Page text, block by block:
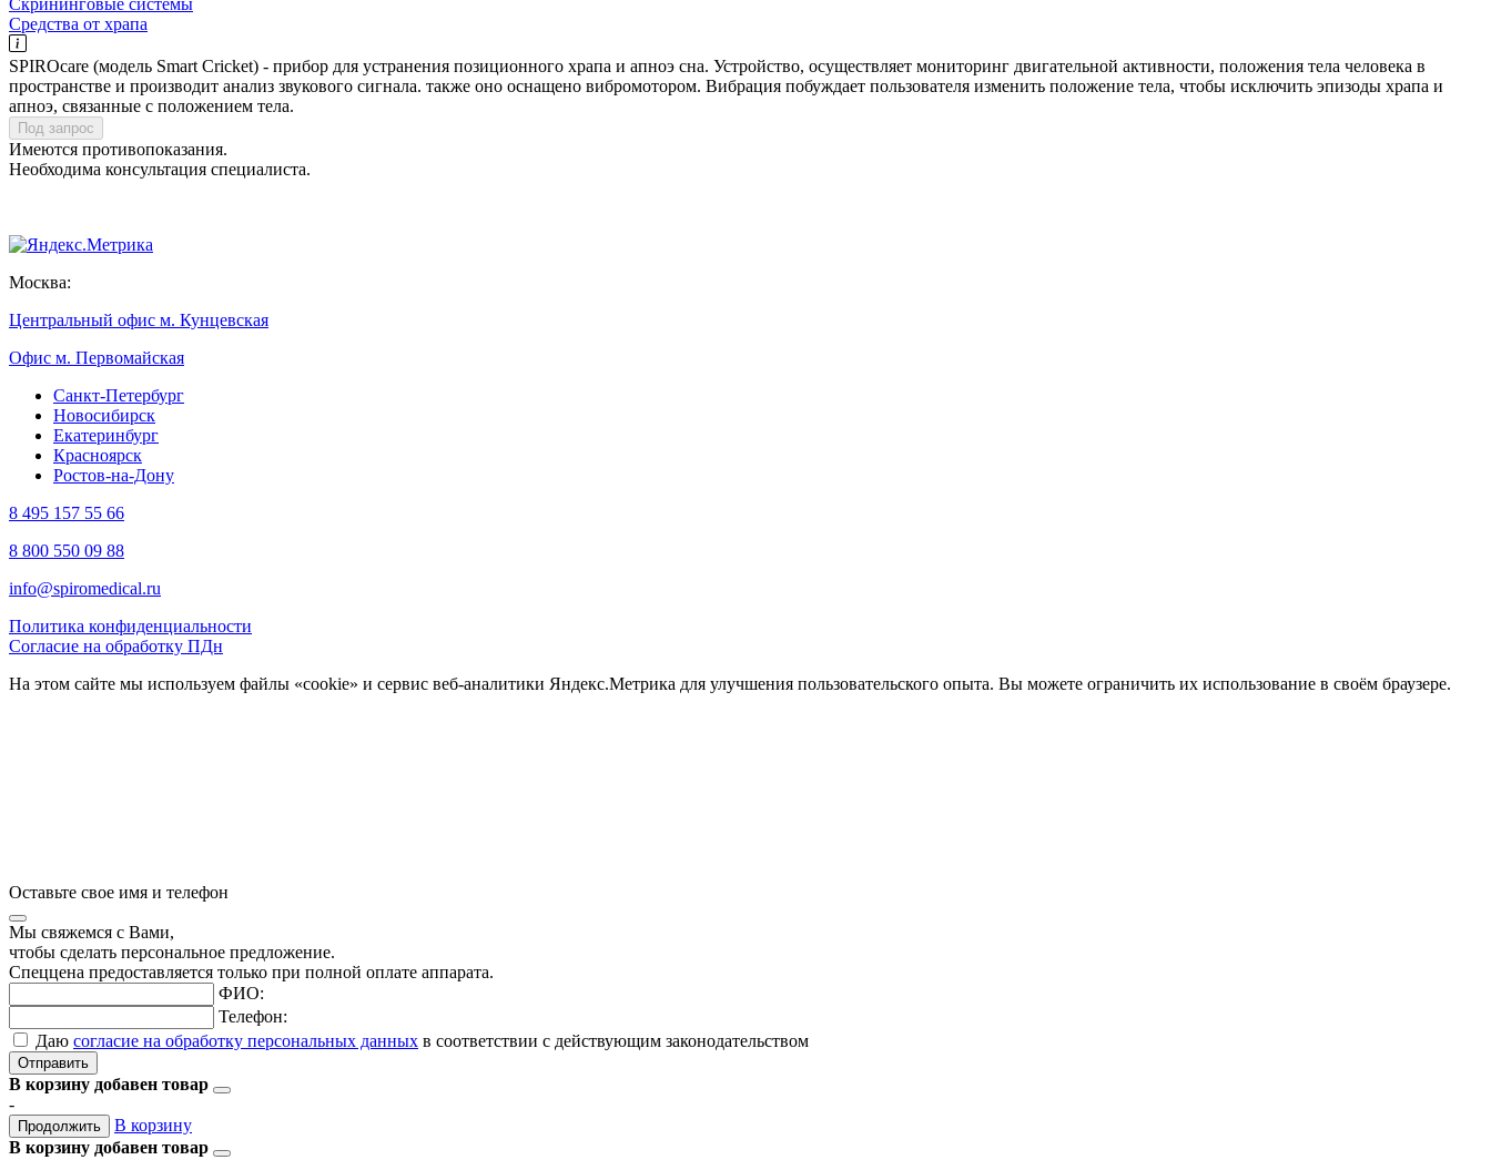
Средства от храпа
SPIROcare (модель Smart Cricket) - прибор для устранения позиционного храпа и апноэ сна. Устройство, осуществляет мониторинг двигательной активности, положения тела человека в
пространстве и производит анализ звукового сигнала. также оно оснащено вибромотором. Вибрация побуждает пользователя изменить положение тела, чтобы исключить эпизоды храпа и
апноэ, связанные с положением тела.
Под запрос
Имеются противопоказания.
Необходима консультация специалиста.
Москва:
Центральный офис м. Кунцевская
Офис м. Первомайская
Санкт-Петербург
Новосибирск
Екатеринбург
Красноярск
Ростов-на-Дону
8 495 157 55 66
8 800 550 09 88
info@spiromedical.ru
Политика конфиденциальности
Согласие на обработку ПДн
На этом сайте мы используем файлы «cookie» и сервис веб-аналитики Яндекс.Метрика для улучшения пользовательского опыта. Вы можете ограничить их использование в своём браузере.
Оставьте свое имя и телефон
Мы свяжемся с Вами,
чтобы сделать персональное предложение.
Спеццена предоставляется только при полной оплате аппарата.
ФИО:
Телефон:
Даю согласие на обработку персональных данных в соответствии с действующим законодательством
Отправить
В корзину добавен товар
-
Продолжить
В корзину
В корзину добавен товар